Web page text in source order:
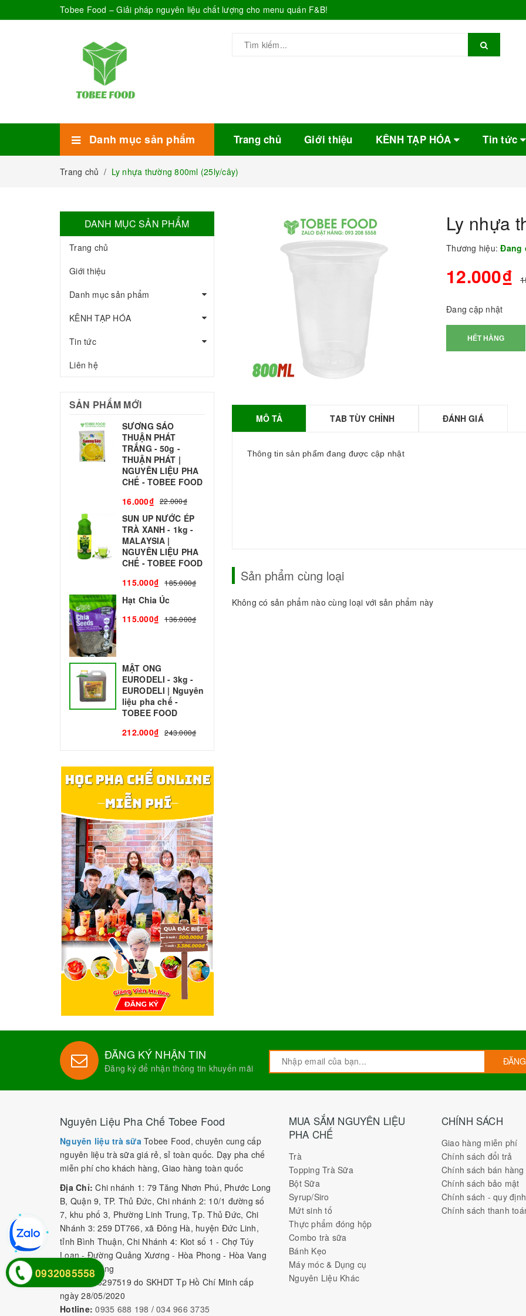
Tobee Food – Giải pháp nguyên liệu chất lượng cho menu quán F&B!
Danh mục sản phẩm Trang chủ Giới thiệu KÊNH TẠP HÓA Tin tức
Trang chủ / Ly nhựa thường 800ml (25ly/cây)
Ly nhựa
Thương hiệu: Đang
12.000₫
Đang cập nhật
HẾT HÀNG
MÔ TẢ TAB TÙY CHỈNH ĐÁNH GIÁ
Thông tin sản phẩm đang được cập nhật
Sản phẩm cùng loại
Không có sản phẩm nào cùng loại với sản phẩm này
DANH MỤC SẢN PHẨM
Trang chủ
Giới thiệu
Danh mục sản phẩm
KÊNH TẠP HÓA
Tin tức
Liên hệ
SẢN PHẨM MỚI
SƯƠNG SÁO
THUẬN PHÁT
TRẮNG - 50g -
THUẬN PHÁT |
NGUYÊN LIỆU PHA
CHẾ - TOBEE FOOD
16.000₫ 22.000₫
SUN UP NƯỚC ÉP
TRÀ XANH - 1kg -
MALAYSIA |
NGUYÊN LIỆU PHA
CHẾ - TOBEE FOOD
115.000₫
185.000₫
Hạt Chia Úc
115.000₫
136.000₫
MẬT ONG
EURODELI - 3kg -
EURODELI | Nguyên
liệu pha chế -
TOBEE FOOD
212.000₫
243.000₫
BỘT SỮA TOBEE
TOBEE FOOD | Bột
Sữa làm Trà Sữa -
ĐĂNG KÝ NHẬN TIN
Đăng ký để nhận thông tin khuyến mãi
Nguyên Liệu Pha Chế Tobee Food
Nguyên liệu trà sữa Tobee Food, chuyên cung cấp
nguyên liệu trà sữa giá rẻ, sỉ toàn quốc. Dạy pha chế
miễn phí cho khách hàng, Giao hàng toàn quốc
Địa Chỉ: Chi nhánh 1: 79 Tăng Nhơn Phú, Phước Long
B, Quận 9, TP. Thủ Đức, Chi nhánh 2: 10/1 đường số
7, khu phố 3, Phường Linh Trung, Tp. Thủ Đức, Chi
Nhánh 3: 259 DT766, xã Đông Hà, huyện Đức Linh,
tỉnh Bình Thuận, Chi Nhánh 4: Kiot số 1 - Chợ Túy
Loan - Đường Quảng Xương - Hòa Phong - Hòa Vang
- TP. Đà Nẵng
0316297519 do SKHDT Tp Hồ Chí Minh cấp
ngày 28/05/2020
Hotline: 0935 688 198 / 034 966 3735
MUA SẮM NGUYÊN LIỆU
PHA CHẾ
Trà
Topping Trà Sữa
Bột Sữa
Syrup/Siro
Mứt sinh tố
Thực phẩm đóng hộp
Combo trà sữa
Bánh Kẹo
Máy móc & Dụng cụ
Nguyên Liệu Khác
CHÍNH SÁCH
Giao hàng miễn phí
Chính sách đổi trả
Chính sách bán hàng
Chính sách bảo mật
Chính sách - quy
Chính sách thanh
0932085558